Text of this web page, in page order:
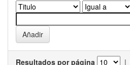
Resultados por página |